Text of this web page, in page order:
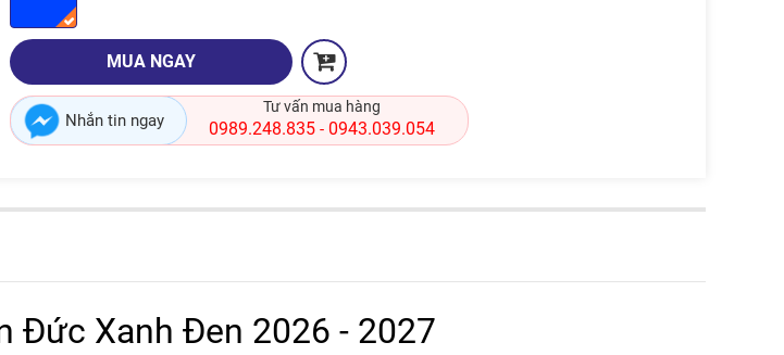
MUA NGAY
Nhắn tin ngay
Tư vấn mua hàng
0989.248.835 - 0943.039.054
Đức Xanh Đen 2026 - 2027